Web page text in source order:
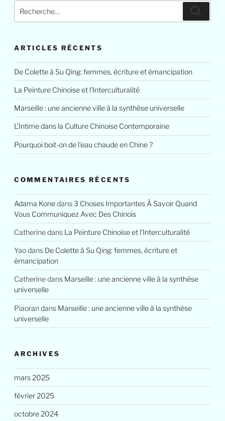
ARTICLES RÉCENTS
De Colette à Su Qing: femmes, écriture et émancipation
La Peinture Chinoise et l’Interculturalité
Marseille : une ancienne ville à la synthèse universelle
L’Intime dans la Culture Chinoise Contemporaine
Pourquoi boit-on de l’eau chaude en Chine ?
COMMENTAIRES RÉCENTS
Adama Konedans3 Choses Importantes À Savoir Quand
Vous Communiquez Avec Des Chinois
Catherinedans La Peinture Chinoise et l’Interculturalité
Yaodans De Colette à Su Qing: femmes, écriture et
émancipation
Catherinedans Marseille : une ancienne ville à la synthèse
universelle
Piaorandans Marseille : une ancienne ville à la synthèse
universelle
ARCHIVES
mars 2025
février 2025
octobre 2024